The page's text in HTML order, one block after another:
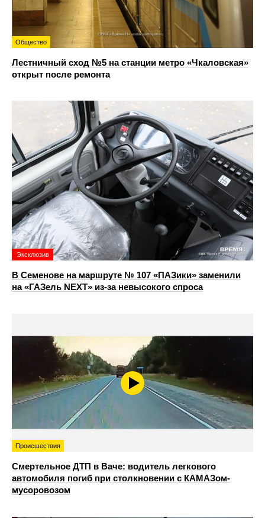
Общество
Лестничный сход №5 на станции метро «Чкаловская»
открыт после ремонта
Эксклюзив
В Семенове на маршруте № 107 «ПАЗики» заменили
на «ГАЗель NEXT» из‑за невысокого спроса
Происшествия
Смертельное ДТП в Ваче: водитель легкового
автомобиля погиб при столкновении с КАМАЗом-
мусоровозом